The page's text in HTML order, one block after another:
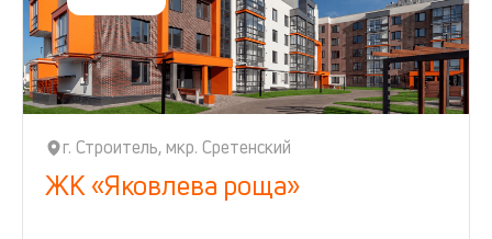
г. Строитель, мкр. Сретенский
ЖК «Яковлева роща»